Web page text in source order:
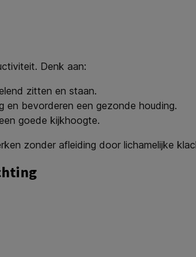
Denk aan:
zitten en staan.
en bevorderen een gezonde houding.
goede kijkhoogte.
zonder afleiding door lichamelijke